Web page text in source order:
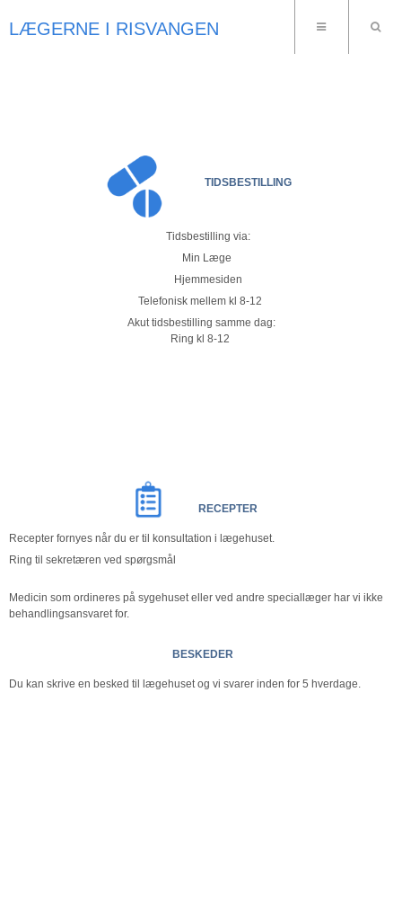
LÆGERNE I RISVANGEN
TIDSBESTILLING
Tidsbestilling via:
Min Læge
Hjemmesiden
Telefonisk mellem kl 8-12
Akut tidsbestilling samme dag:
Ring kl 8-12
RECEPTER
Recepter fornyes når du er til konsultation i lægehuset.
Ring til sekretæren ved spørgsmål
Medicin som ordineres på sygehuset eller ved andre speciallæger har vi ikke
behandlingsansvaret for.
BESKEDER
Du kan skrive en besked til lægehuset og vi svarer inden for 5 hverdage.